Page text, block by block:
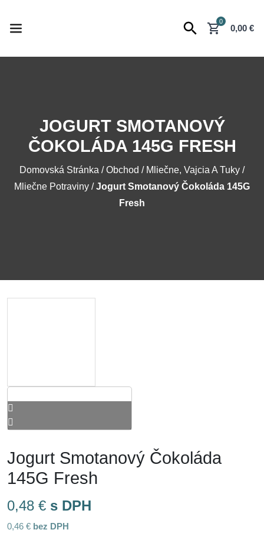
0
shopping_cart 0,00 €
JOGURT SMOTANOVÝ
ČOKOLÁDA 145G FRESH
Domovská Stránka /Obchod / Mliečne, Vajcia A Tuky /
Mliečne Potraviny /Jogurt Smotanový Čokoláda 145G
Fresh
Jogurt Smotanový Čokoláda
145G Fresh
0,48 € s DPH
0,46 € bez DPH